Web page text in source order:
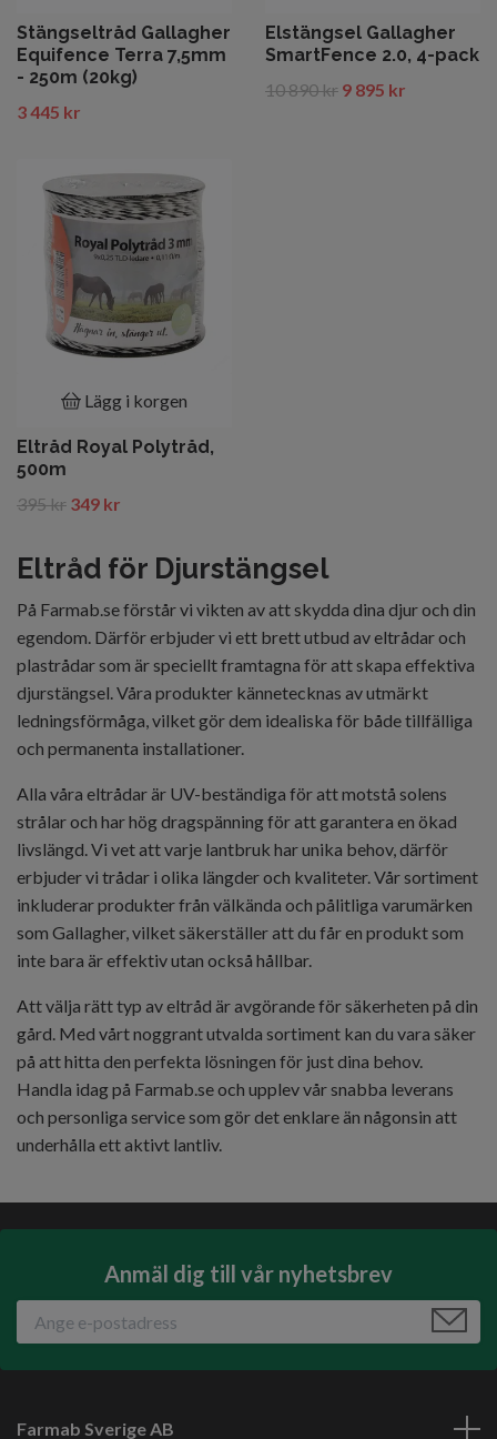
Stängseltråd Gallagher
Equifence Terra 7,5mm
- 250m (20kg)
3 445 kr
Elstängsel Gallagher
SmartFence 2.0, 4-pack
10 890 kr 9 895 kr
Lägg i korgen
Eltråd Royal Polytråd,
500m
395 kr 349 kr
Eltråd för Djurstängsel
På Farmab.se förstår vi vikten av att skydda dina djur och din
egendom. Därför erbjuder vi ett brett utbud av eltrådar och
plastrådar som är speciellt framtagna för att skapa effektiva
djurstängsel. Våra produkter kännetecknas av utmärkt
ledningsförmåga, vilket gör dem idealiska för både tillfälliga
och permanenta installationer.
Alla våra eltrådar är UV-beständiga för att motstå solens
strålar och har hög dragspänning för att garantera en ökad
livslängd. Vi vet att varje lantbruk har unika behov, därför
erbjuder vi trådar i olika längder och kvaliteter. Vår sortiment
inkluderar produkter från välkända och pålitliga varumärken
som Gallagher, vilket säkerställer att du får en produkt som
inte bara är effektiv utan också hållbar.
Att välja rätt typ av eltråd är avgörande för säkerheten på din
gård. Med vårt noggrant utvalda sortiment kan du vara säker
på att hitta den perfekta lösningen för just dina behov.
Handla idag på Farmab.se och upplev vår snabba leverans
och personliga service som gör det enklare än någonsin att
underhålla ett aktivt lantliv.
Anmäl dig till vår nyhetsbrev
Farmab Sverige AB